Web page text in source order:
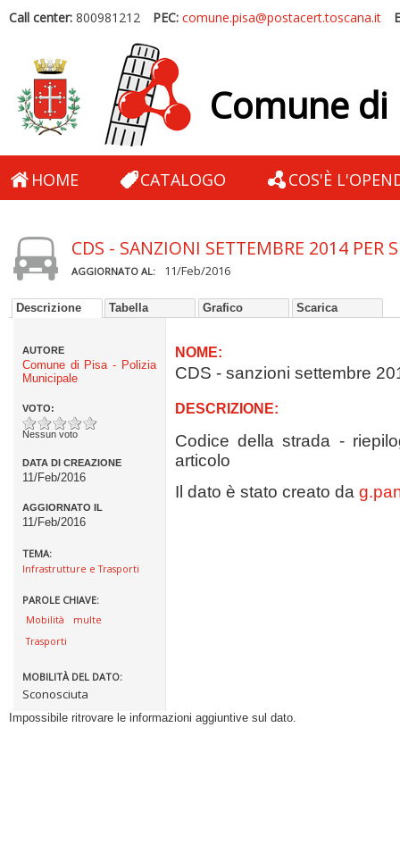
Call center: 800981212 PEC: comune.pisa@postacert.toscana.it
Comune di
HOME CATALOGO COS'È
CDS - SANZIONI SETTEMBRE 2014 PER
AGGIORNATO AL: 11/Feb/2016
Descrizione Tabella Grafico Scarica
AUTORE
Comune di Pisa - Polizia
Municipale
VOTO:
Nessun voto
DATA DI CREAZIONE
11/Feb/2016
AGGIORNATO IL
11/Feb/2016
TEMA:
Infrastrutture e Trasporti
PAROLE CHIAVE:
Mobilità
multe
Trasporti
MOBILITÀ DEL DATO:
Sconosciuta
NOME:
CDS - sanzioni settembre
DESCRIZIONE:
Codice della strada -
articolo
Il dato è stato creato da
Impossibile ritrovare le informazioni aggiuntive sul dato.